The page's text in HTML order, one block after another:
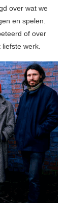
over wat we
en spelen.
of over
werk.